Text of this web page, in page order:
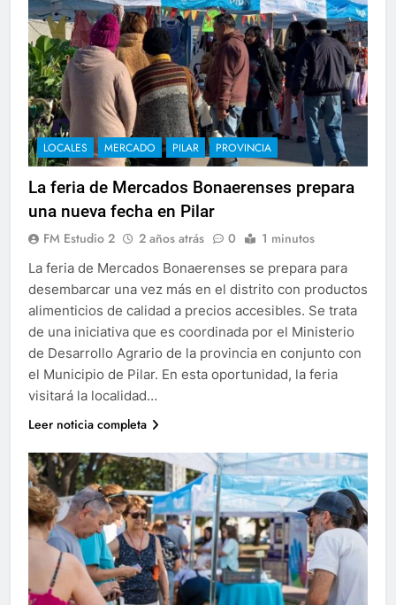
LOCALES MERCADO PILAR PROVINCIA
La feria de Mercados Bonaerenses prepara
una nueva fecha en Pilar
FM Estudio 2 2 años atrás 0 1 minutos
La feria de Mercados Bonaerenses se prepara para
desembarcar una vez más en el distrito con productos
alimenticios de calidad a precios accesibles. Se trata
de una iniciativa que es coordinada por el Ministerio
de Desarrollo Agrario de la provincia en conjunto con
el Municipio de Pilar. En esta oportunidad, la feria
visitará la localidad…
Leer noticia completa